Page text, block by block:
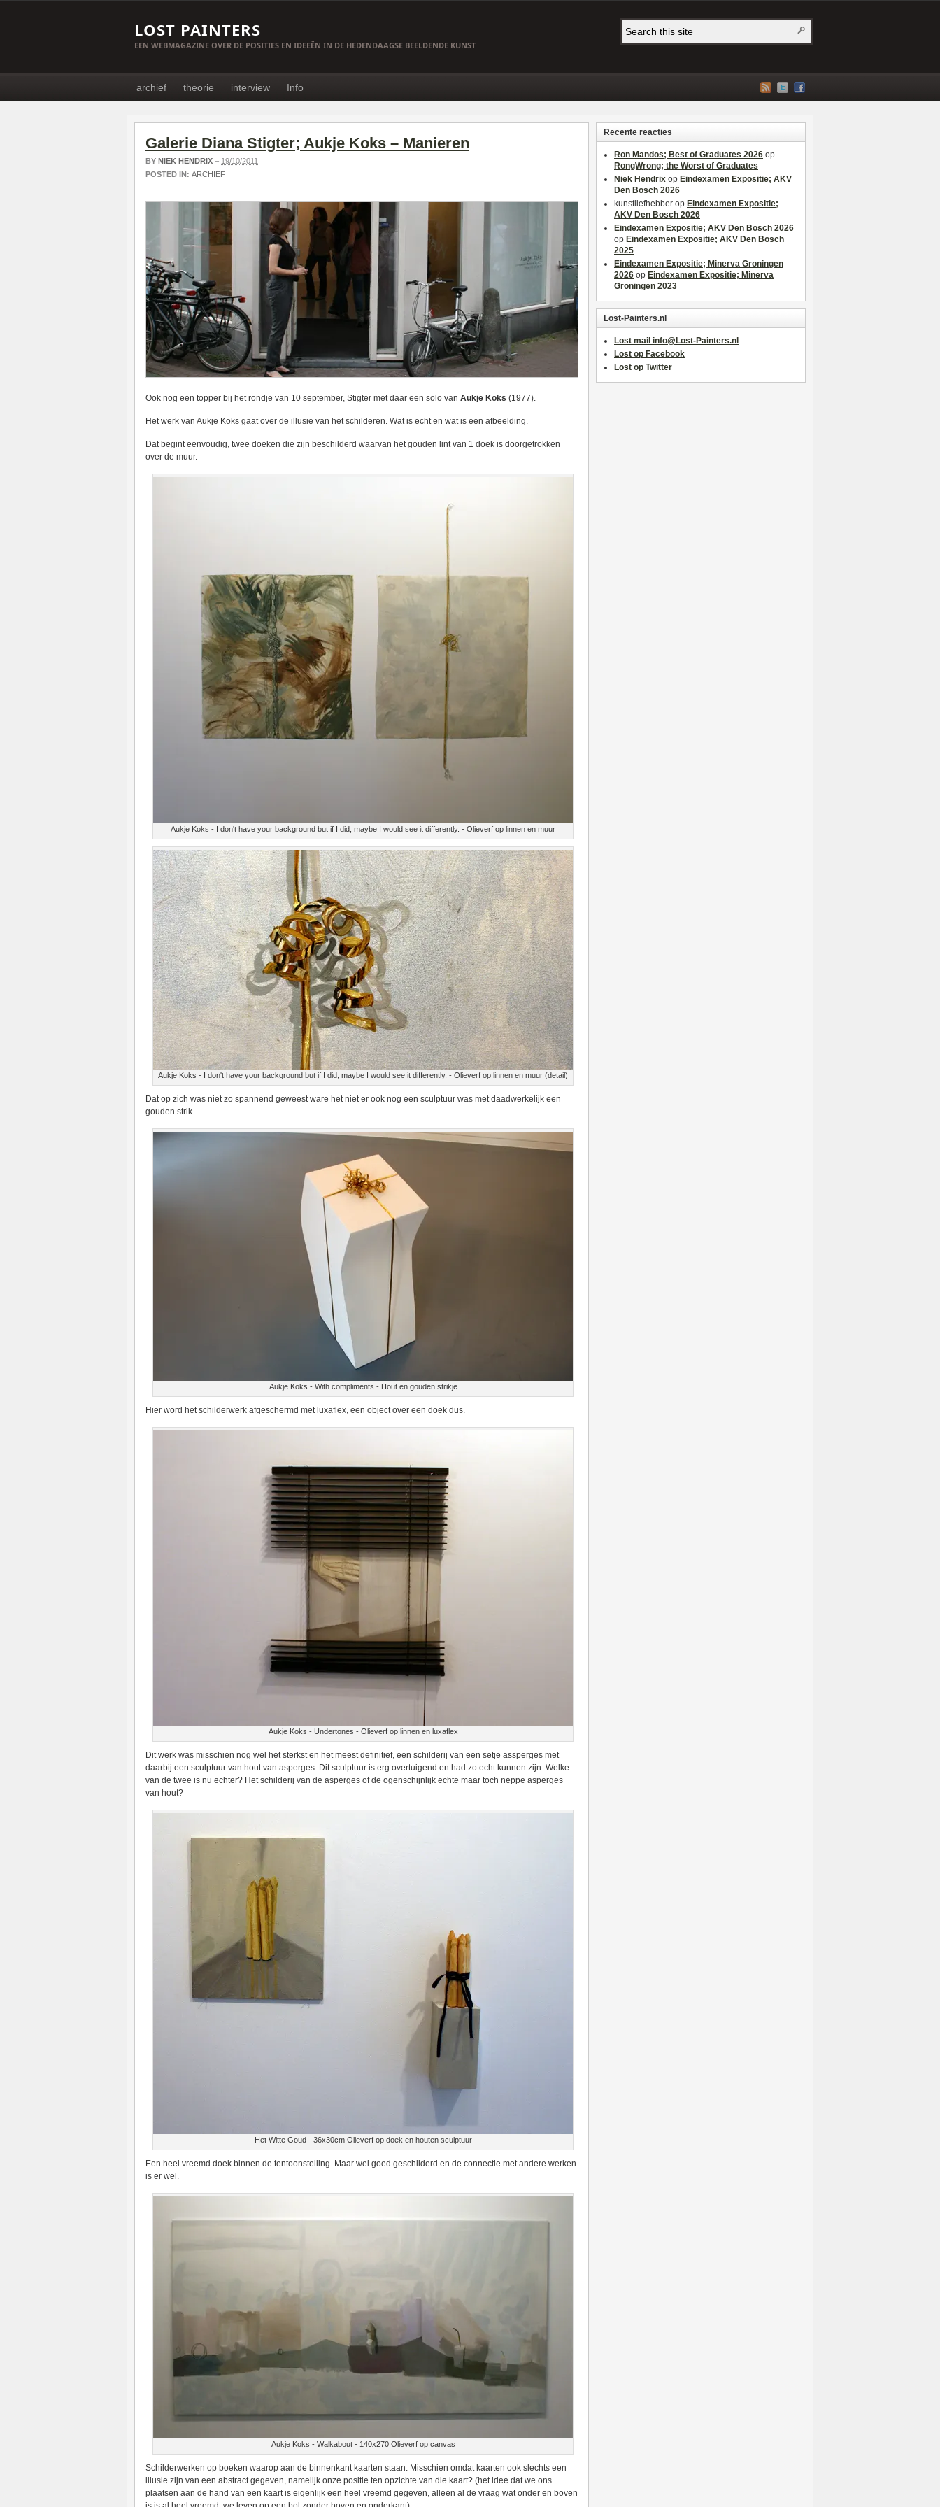
LOST PAINTERS
EEN WEBMAGAZINE OVER DE POSITIES EN IDEEËN IN DE HEDENDAAGSE BEELDENDE KUNST
archief theorie interview Info
Galerie Diana Stigter; Aukje Koks – Manieren
BY NIEK HENDRIX – 19/10/2011
POSTED IN: ARCHIEF
Ook nog een topper bij het rondje van 10 september, Stigter met daar een solo van Aukje Koks (1977).
Het werk van Aukje Koks gaat over de illusie van het schilderen. Wat is echt en wat is een afbeelding.
Dat begint eenvoudig, twee doeken die zijn beschilderd waarvan het gouden lint van 1 doek is doorgetrokken
over de muur.
Aukje Koks - I don't have your background but if I did, maybe I would see it differently. - Olieverf op linnen en muur
Aukje Koks - I don't have your background but if I did, maybe I would see it differently. - Olieverf op linnen en muur (detail)
Dat op zich was niet zo spannend geweest ware het niet er ook nog een sculptuur was met daadwerkelijk een
gouden strik.
Aukje Koks - With compliments - Hout en gouden strikje
Hier word het schilderwerk afgeschermd met luxaflex, een object over een doek dus.
Aukje Koks - Undertones - Olieverf op linnen en luxaflex
Dit werk was misschien nog wel het sterkst en het meest definitief, een schilderij van een setje assperges met
daarbij een sculptuur van hout van asperges. Dit sculptuur is erg overtuigend en had zo echt kunnen zijn. Welke
van de twee is nu echter? Het schilderij van de asperges of de ogenschijnlijk echte maar toch neppe asperges
van hout?
Het Witte Goud - 36x30cm Olieverf op doek en houten sculptuur
Een heel vreemd doek binnen de tentoonstelling. Maar wel goed geschilderd en de connectie met andere werken
is er wel.
Aukje Koks - Walkabout - 140x270 Olieverf op canvas
Schilderwerken op boeken waarop aan de binnenkant kaarten staan. Misschien omdat kaarten ook slechts een
illusie zijn van een abstract gegeven, namelijk onze positie ten opzichte van die kaart? (het idee dat we ons
plaatsen aan de hand van een kaart is eigenlijk een heel vreemd gegeven, alleen al de vraag wat onder en boven
Recente reacties
Ron Mandos; Best of Graduates 2026 op
RongWrong; the Worst of Graduates
Niek Hendrix op Eindexamen Expositie; AKV
Den Bosch 2026
kunstliefhebber op Eindexamen Expositie;
AKV Den Bosch 2026
Eindexamen Expositie; AKV Den Bosch 2026
op Eindexamen Expositie; AKV Den Bosch
2025
Eindexamen Expositie; Minerva Groningen
2026 op Eindexamen Expositie; Minerva
Groningen 2023
Lost-Painters.nl
Lost mail info@Lost-Painters.nl
Lost op Facebook
Lost op Twitter